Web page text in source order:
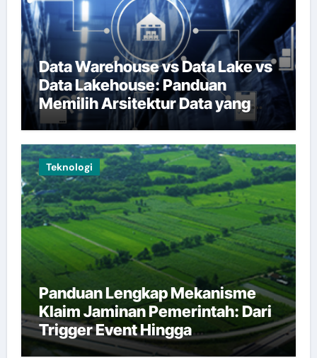
Data Warehouse vs Data Lake vs
Data Lakehouse: Panduan
Memilih Arsitektur Data yang
Tepat
Teknologi
Panduan Lengkap Mekanisme
Klaim Jaminan Pemerintah: Dari
Trigger Event Hingga
Pembayaran